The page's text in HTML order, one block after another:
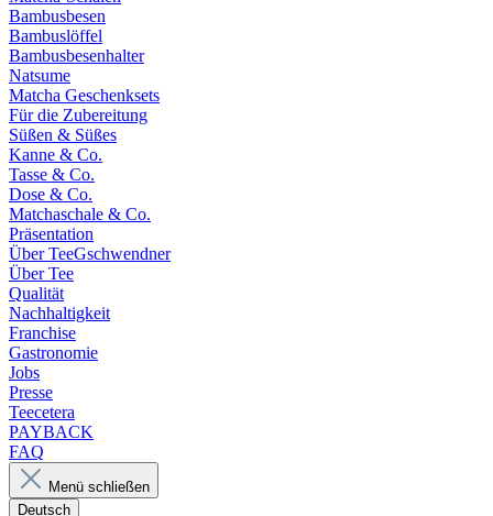
Bambusbesen
Bambuslöffel
Bambusbesenhalter
Natsume
Matcha Geschenksets
Für die Zubereitung
Süßen & Süßes
Kanne & Co.
Tasse & Co.
Dose & Co.
Matchaschale & Co.
Präsentation
Über TeeGschwendner
Über Tee
Qualität
Nachhaltigkeit
Franchise
Gastronomie
Jobs
Presse
Teecetera
PAYBACK
FAQ
Menü schließen
Deutsch